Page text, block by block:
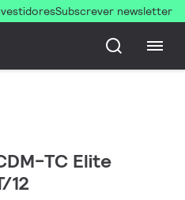
Subscrever newsletter
TC Elite
12